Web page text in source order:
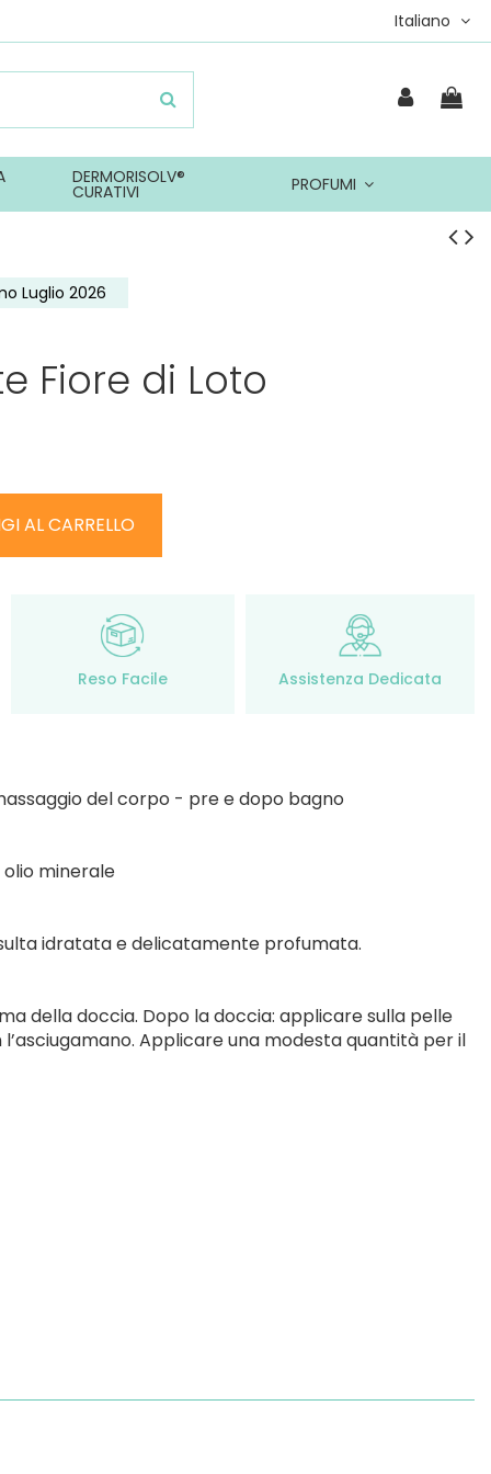
Italiano
DERMORISOLV®
CURATIVI PROFUMI
Luglio 2026
Fiore di Loto
AL CARRELLO
Reso Facile Assistenza Dedicata
del corpo - pre e dopo bagno
olio minerale
idratata e delicatamente profumata.
della doccia. Dopo la doccia: applicare sulla pelle
Applicare una modesta quantità per il